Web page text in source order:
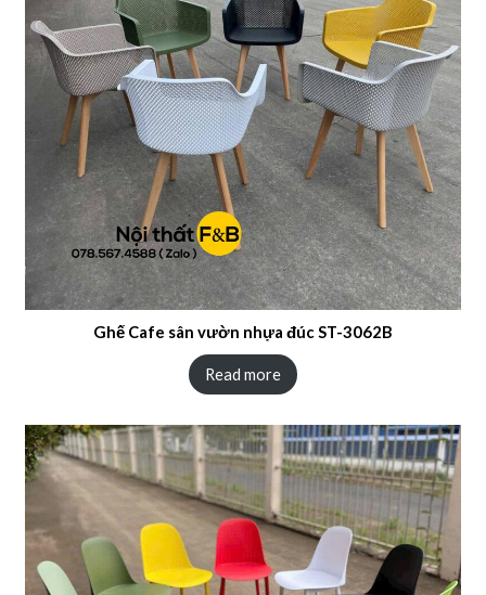
Ghế Cafe sân vườn nhựa đúc ST-3062B
Read more